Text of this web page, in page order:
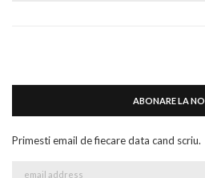
ABONARE LA
Primesti email de fiecare data cand scriu.